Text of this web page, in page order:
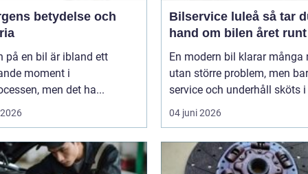
betydelse och
på en bil är ibland ett
moment i
men det ha...
Bilservice luleå så tar du
hand om bilen året runt
En modern bil klarar många
utan större problem, men
service och underhåll sköts i
04 juni 2026